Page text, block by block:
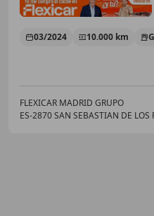
03/2024 10.000 km
FLEXICAR MADRID GRUPO
ES-2870 SAN SEBASTIAN DE LOS